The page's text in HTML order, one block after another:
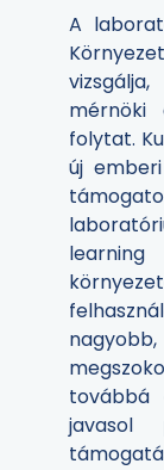
A
mérnöki
folytat.
új
továbbá
javasol